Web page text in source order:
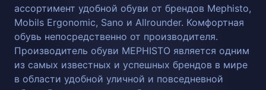
ассортимент удобной обуви от брендов Mephisto,
Mobils Ergonomic, Sano и Allrounder. Комфортная
обувь непосредственно от производителя.
Производитель обуви MEPHISTO является одним
из самых известных и успешных брендов в мире
в области удобной уличной и повседневной